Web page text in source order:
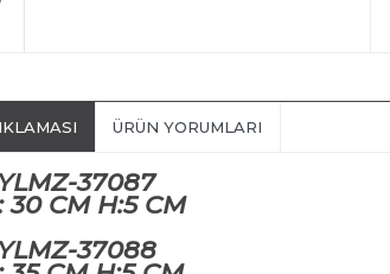
ÜRÜN YORUMLARI
37087
30 CM H:5 CM
37088